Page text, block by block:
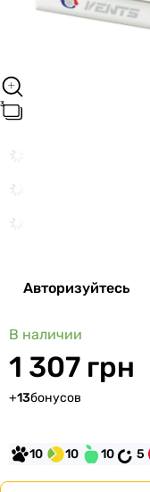
Авторизуйтесь
В наличии
1 307 грн
+13бонусов
10 10 10 5